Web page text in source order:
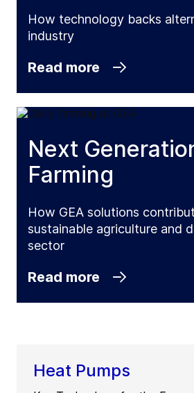
How technology backs
industry
Read more
Next
Farming
How GEA solutions
sustainable agriculture and
sector
Read more
Heat Pumps